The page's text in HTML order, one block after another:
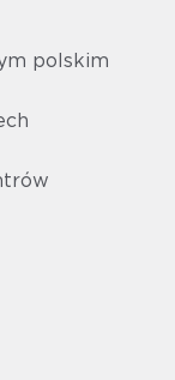
polskim